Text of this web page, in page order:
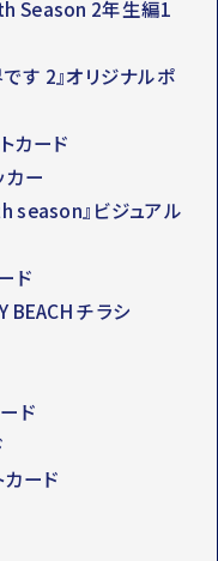
Season 2年生編1
す 2』オリジナルポ
カード
カー
season』ビジュアル
ド
BEACH チラシ
ド
カード